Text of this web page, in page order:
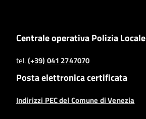
Centrale operativa Polizia Locale
tel.(+39) 041 2747070
Posta elettronica certificata
Indirizzi PEC del Comune di Venezia